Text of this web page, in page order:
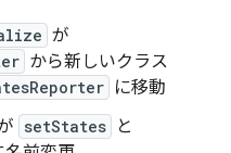
が
から新しいクラス
に移動
setStates と